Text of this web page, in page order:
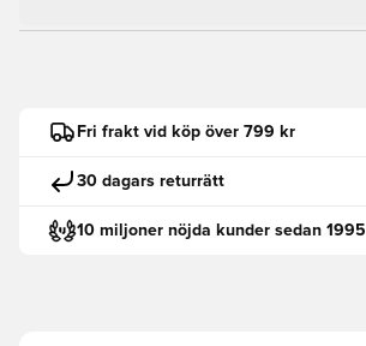
Fri frakt vid köp över 799 kr
30 dagars returrätt
10 miljoner nöjda kunder sedan 1995